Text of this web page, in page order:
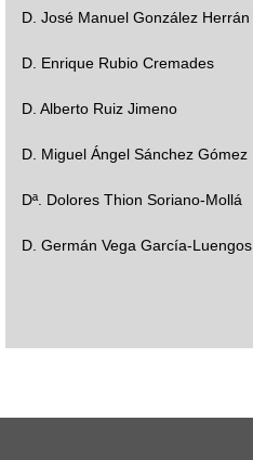
D. José Manuel González Herrán
D. Enrique Rubio Cremades
D. Alberto Ruiz Jimeno
D. Miguel Ángel Sánchez Gómez
Dª. Dolores Thion Soriano-Mollá
D. Germán Vega García-Luengos